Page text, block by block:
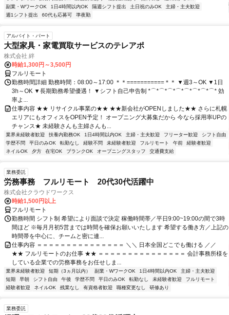
副業・WワークOK
1日4時間以内OK 隔週シフト提出 土日祝のみOK
主婦・主夫歓迎
週1シフト提出
60代も応募可 準夜勤
アルバイト・パート
大型家具・家電買取サービスのテレアポ
株式会社 絆
時給1,300円～3,500円
フルリモート
勤務時間詳細 勤務時間：08:00～17:00 ＊＊===========＊＊ ▼週3～OK ▼1日
3h～OK ▼長期勤務希望優遇！ ▼シフト自己申告制 *⌒*⌒*⌒*⌒*⌒*⌒*⌒*⌒* 効
率よ...
仕事内容 ★★ リサイクル事業の★★ ★★新会社がOPENしました★★ さらに札幌
エリアにもオフィスをOPEN予定！ オープニング大募集だから 今なら採用率UPの
チャンス★ 未経験さんも主婦さんも...
業界未経験者歓迎 扶養内勤務OK 1日4時間以内OK 主婦・主夫歓迎 フリーター歓迎
シフト自由
学歴不問
平日のみOK 転勤なし 経験不問 未経験者歓迎 フルリモート 午前
経験者歓迎
ネイルOK
夕方 在宅OK ブランクOK オープニングスタッフ 交通費支給
業務委託
労務事務 フルリモート 20代30代活躍中
株式会社クラウドワークス
時給1,500円以上
フルリモート
勤務時間 シフト制 希望により面談で決定 稼働時間帯／平日9:00~19:00の間で3時
間ほど ※毎月月初5営までは時間を確保お願いいたします 希望する働き方／上記の
時間帯を中心に、チームと密に連...
仕事内容 ＝＝＝＝＝＝＝＝＝＝＝＝＝＝＝ ＼＼ 日本全国どこでも働ける ／／
★★ フルリモートのお仕事 ★★ ＝＝＝＝＝＝＝＝＝＝＝＝＝＝＝ 会計事務所様を
している企業での労務事務をお任せしま...
業界未経験者歓迎 短期（3ヵ月以内） 副業・WワークOK 1日4時間以内OK
主婦・主夫歓迎
短期
早朝 シフト自由 午後 学歴不問 平日のみOK 転勤なし 未経験者歓迎
フルリモート
経験者歓迎
ネイルOK 残業なし 有資格者歓迎 職種変更なし 研修あり
業務委託